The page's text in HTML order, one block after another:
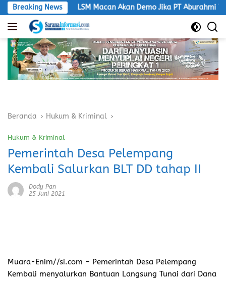
Langsung
ke
konten
Breaking News
LSM Macan Akan Demo Jika PT Aburahmi Tidak Taat
Beranda Hukum & Kriminal
Hukum & Kriminal
Pemerintah Desa Pelempang
Kembali Salurkan BLT DD tahap II
Dody Pan
25 Juni 2021
Muara-Enim//si.com – Pemerintah Desa Pelempang
Kembali menyalurkan Bantuan Langsung Tunai dari Dana